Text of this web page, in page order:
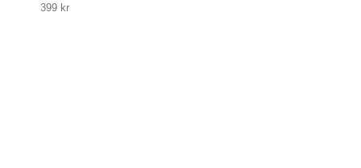
399 kr